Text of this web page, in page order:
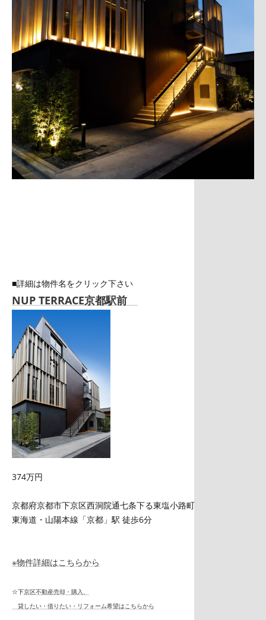
■詳細は物件名をクリック下さい
NUP TERRACE京都駅前
374万円
京都府京都市下京区西洞院通七条下る東塩小路町
東海道・山陽本線「京都」駅 徒歩6分
※物件詳細はこちらから
☆下京区不動産売却・購入、
貸したい・借りたい・リフォーム希望はこちらから